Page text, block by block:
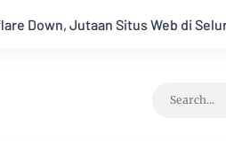
Web di Seluruh Dunia Lumpuh